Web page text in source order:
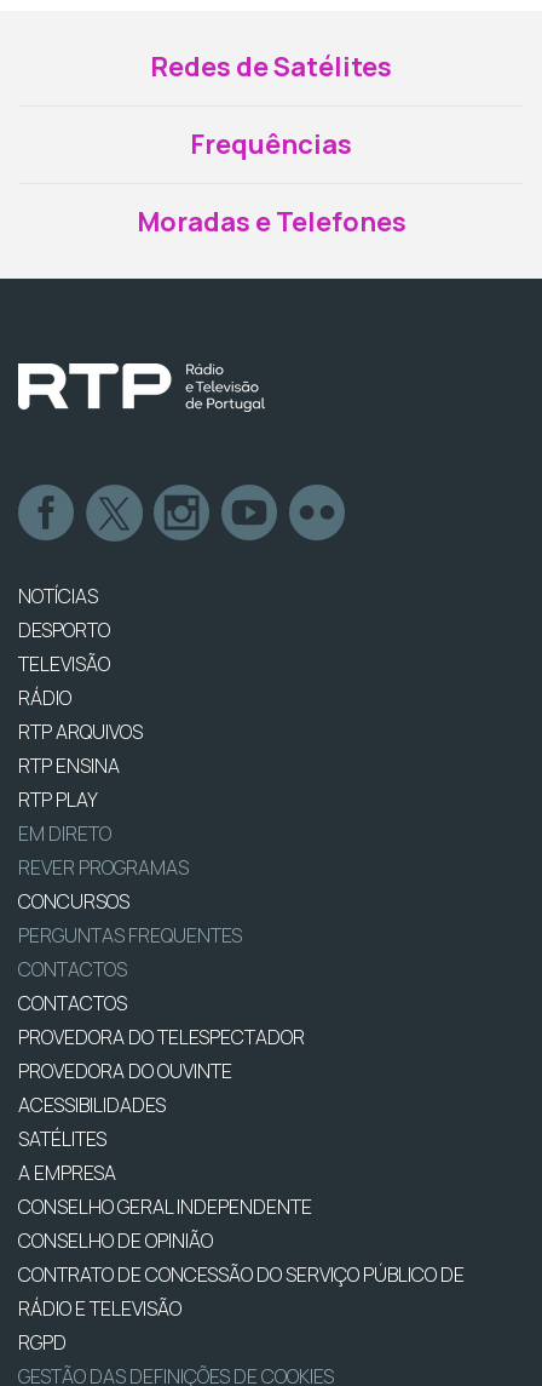
Redes de Satélites
Frequências
Moradas e Telefones
NOTÍCIAS
DESPORTO
TELEVISÃO
RÁDIO
RTP ARQUIVOS
RTP ENSINA
RTP PLAY
EM DIRETO
REVER PROGRAMAS
CONCURSOS
PERGUNTAS FREQUENTES
CONTACTOS
CONTACTOS
PROVEDORA DO TELESPECTADOR
PROVEDORA DO OUVINTE
ACESSIBILIDADES
SATÉLITES
A EMPRESA
CONSELHO GERAL INDEPENDENTE
CONSELHO DE OPINIÃO
CONTRATO DE CONCESSÃO DO SERVIÇO PÚBLICO DE
RÁDIO E TELEVISÃO
RGPD
GESTÃO DAS DEFINIÇÕES DE COOKIES